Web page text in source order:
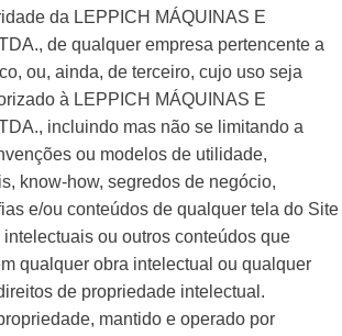
da LEPPICH MÁQUINAS E
de qualquer empresa pertencente a
ou, ainda, de terceiro, cujo uso seja
à LEPPICH MÁQUINAS E
incluindo mas não se limitando a
ou modelos de utilidade,
know-how, segredos de negócio,
e/ou conteúdos de qualquer tela do Site
ou outros conteúdos que
qualquer obra intelectual ou qualquer
de propriedade intelectual.
mantido e operado por